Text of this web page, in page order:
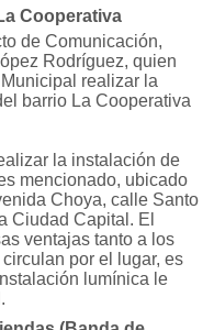
Cooperativa
de Comunicación,
Rodríguez, quien
realizar la
barrio La Cooperativa
la instalación de
mencionado, ubicado
Choya, calle Santo
Ciudad Capital. El
ventajas tanto a los
por el lugar, es
lumínica le